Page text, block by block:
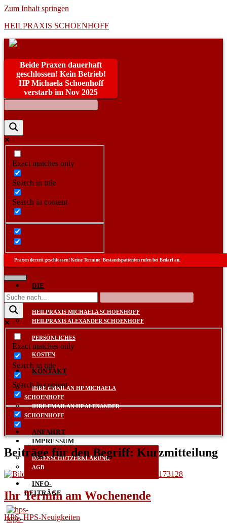
Zum Inhalt springen
HEILPRAXIS SCHOENHOFF
Beide Praxen dauerhaft
geschlossen! Kein Betrieb!
HP Michaela Schoenhoff
verstarb im Nov 2025
Exact matches only
Search in title
Search in content
Praxen derzeit geschlossen! Keine Termine! Bestandspatienten rufen bei Bedarf an.
DIE
PRAXEN
HEILPRAXIS MICHAELA SCHOENHOFF
HEILPRAXIS ALEXANDER SCHOENHOFF
PERSÖNLICHES
KOSTEN
KONTAKT
IHRE EMAIL AN HP MICHAELA
SCHOENHOFF
IHRE EMAIL AN HP ALEXANDER
SCHOENHOFF
ANFAHRT
IMPRESSUM
DATENSCHUTZERKLÄRUNG
AGB
INFO-
BEITRÄGE
Exact matches only
Search in title
Search in content
Beiträge für den Begriff: Kurzmitteilung
Ihr Termin am Wochenende
HPS, HPS-Neuigkeiten